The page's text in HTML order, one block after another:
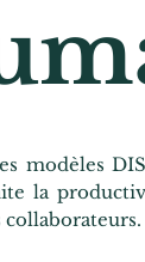
modèles
la
collaborateurs.